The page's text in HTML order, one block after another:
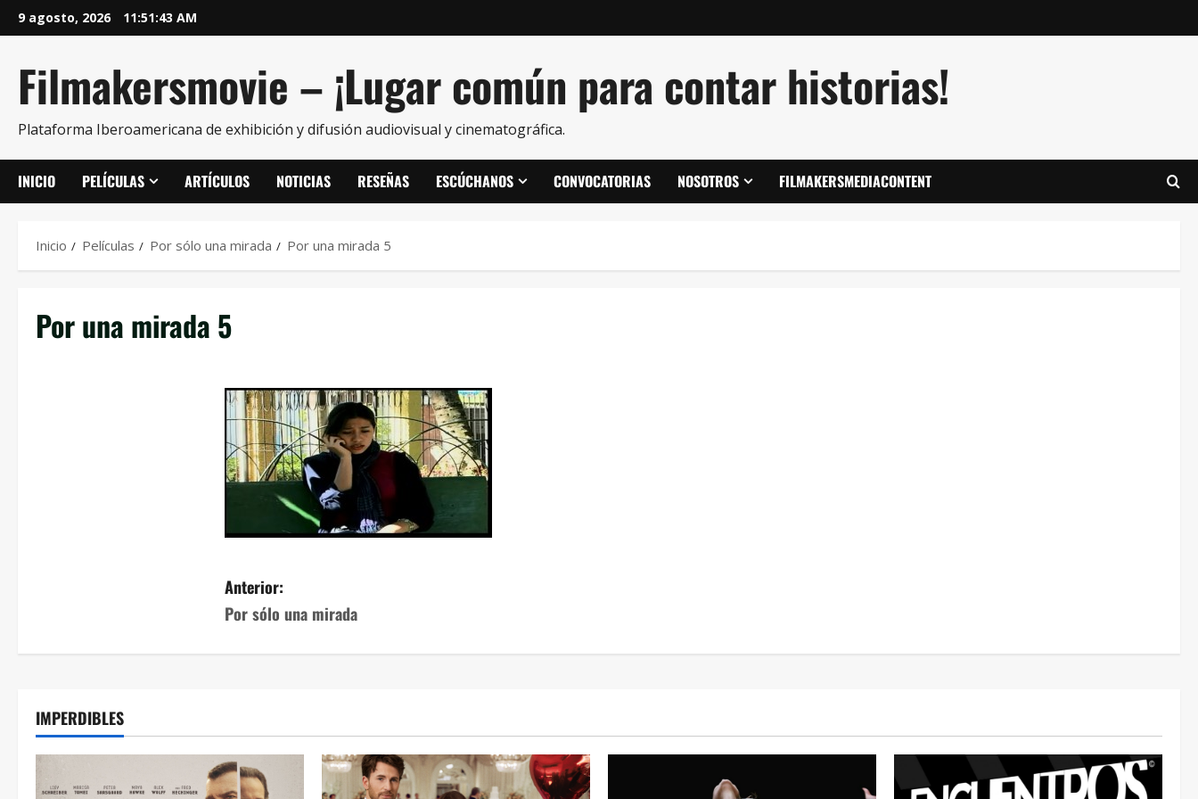
9 agosto, 2026 11:51:44 AM
Filmakersmovie – ¡Lugar común para contar historias!
Plataforma Iberoamericana de exhibición y difusión audiovisual y cinematográfica.
INICIO PELÍCULAS ARTÍCULOS NOTICIAS RESEÑAS ESCÚCHANOS CONVOCATORIAS NOSOTROS FILMAKERSMEDIACONTENT
Inicio Películas Por sólo una mirada Por una mirada 5
Por una mirada 5
Anterior:
Por sólo una mirada
IMPERDIBLES